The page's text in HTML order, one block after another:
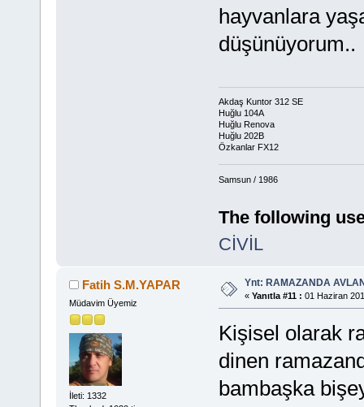
hayvanlara
düşünüyorum..
Akdaş Kuntor 312 SE
Huğlu 104A
Huğlu Renova
Huğlu 202B
Özkanlar FX12
Samsun / 1986
The following
CİVİL
Fatih S.M.YAPAR
Müdavim Üyemiz
İleti: 1332
Ynt: RAMAZANDA
« Yanıtla #11 : 01 Haziran
Kişisel olarak
dinen
bambaşka